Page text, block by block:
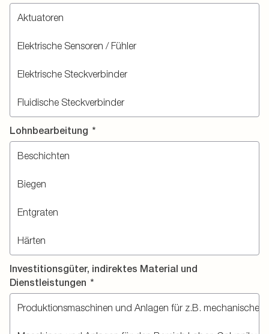
Lohnbearbeitung *
Investitionsgüter, indirektes Material und
Dienstleistungen *